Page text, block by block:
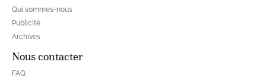
Qui sommes-nous
Publicité
Archives
Nous contacter
FAQ